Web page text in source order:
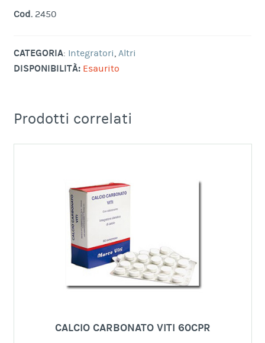
Cod.2450
CATEGORIA: Integratori Altri
DISPONIBILITÀ: Esaurito
Prodotti correlati
CALCIO CARBONATO VITI 60CPR